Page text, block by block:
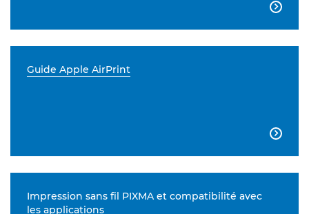

Guide Apple AirPrint

Impression sans fil PIXMA et compatibilité avec
les applications